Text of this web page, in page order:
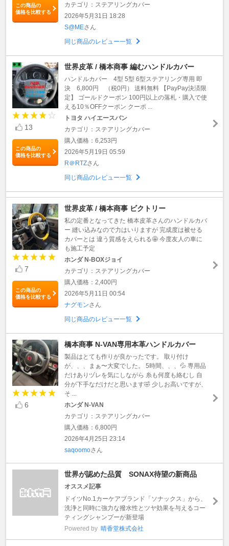
この商品の
価格を比較する
カテゴリ：ステアリングカバー
2026年5月31日 18:28
S@MEさん
同じ商品のレビュー一覧
13
この商品の
価格を比較する
世界皮革 / 橋本商事 編むハンドルカバー
ハンドルカバー 4型 5型 6型ステアリング専用 即
決 6,800円 （税0円） 送料無料 【PayPay決済限
定】 ゴールドクーポン 100円以上の落札・購入で使
える10％OFFクーポン クーポ ...
トヨタ ハイエースバン
カテゴリ：ステアリングカバー
購入価格：6,253円
2026年5月19日 05:59
R＠RTZさん
同じ商品のレビュー一覧
7
この商品の
価格を比較する
世界皮革 / 橋本商事 ビクトリー
私の定番となってきた 橋本皮革さんのハンドルカバ
ー 縫い込みなので力はいりますが 完成度は被せる
カバーとは 違う質感をえられる🤩 今度友人の車に
も施工予定
ホンダ N-BOXジョイ
カテゴリ：ステアリングカバー
購入価格：2,400円
2026年5月11日 00:54
ナグモンさん
同じ商品のレビュー一覧
6
橋本商事 N-VAN専用本革ハンドルカバー
製品はとても作りが良かったです。 取り付け
が、、、まぁ〜大変でした。 5時間、、、💦 専用品
だけありヅレを気にしながら 糸も何度も絡むし 自
分が下手なだけだと思います🤣 少しお高いですが、
そ ...
ホンダ N-VAN
カテゴリ：ステアリングカバー
購入価格：6,800円
2026年4月25日 23:14
saqoomoさん
世界が認めた品質 SONAX待望の新商品
オススメ記事
ドイツNo.1カーケアブランド「ソナックス」から、
洗浄と同時に強力な撥水性とツヤ効果を与えるコー
ティングシャンプーが新登場
Powered by 晴香堂株式会社